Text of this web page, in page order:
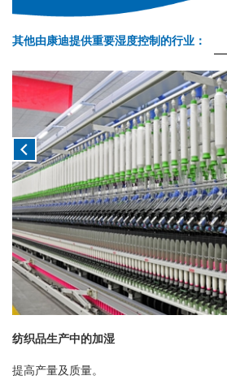
其他由康迪提供重要湿度控制的行业：
纺织品生产中的加湿
提高产量及质量。